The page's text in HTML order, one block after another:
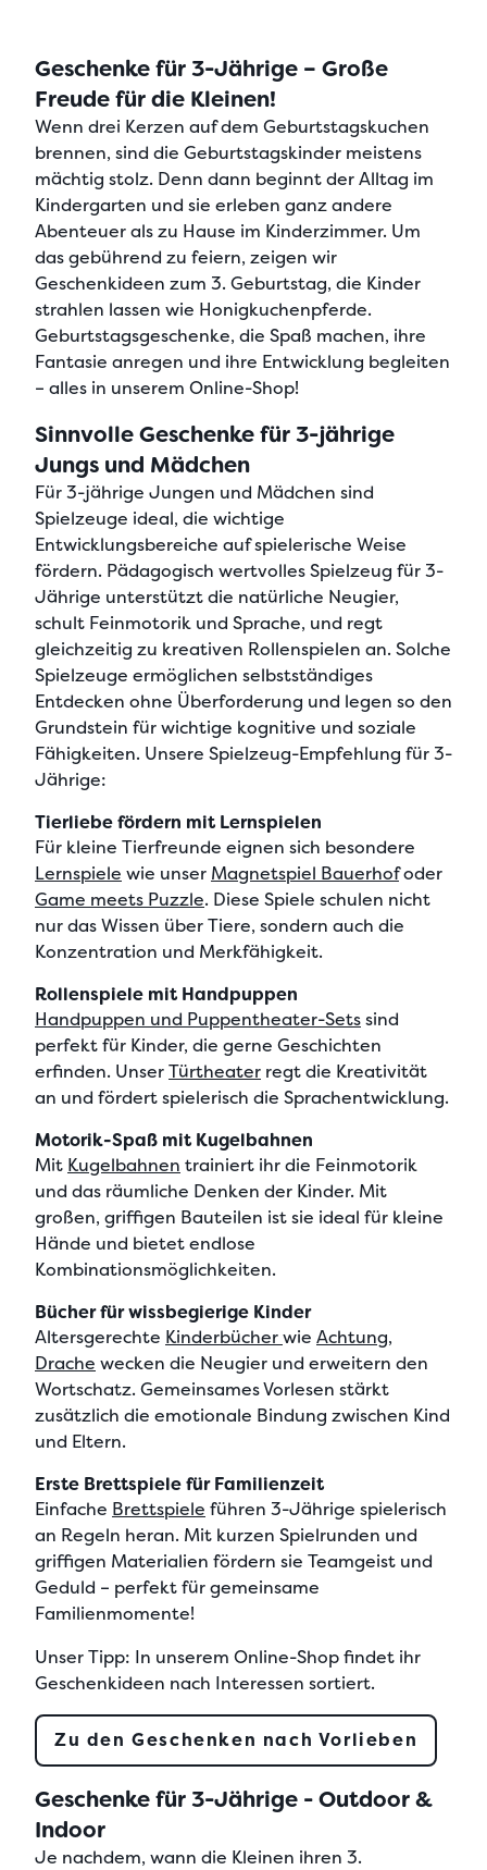
Geschenke für 3-Jährige – Große
Freude für die Kleinen!
Wenn drei Kerzen auf dem Geburtstagskuchen
brennen, sind die Geburtstagskinder meistens
mächtig stolz. Denn dann beginnt der Alltag im
Kindergarten und sie erleben ganz andere
Abenteuer als zu Hause im Kinderzimmer. Um
das gebührend zu feiern, zeigen wir
Geschenkideen zum 3. Geburtstag, die Kinder
strahlen lassen wie Honigkuchenpferde.
Geburtstagsgeschenke, die Spaß machen, ihre
Fantasie anregen und ihre Entwicklung begleiten
– alles in unserem Online-Shop!
Sinnvolle Geschenke für 3-jährige
Jungs und Mädchen
Für3-jährige Jungen und Mädchen sind
Spielzeuge ideal, die wichtige
Entwicklungsbereiche auf spielerische Weise
fördern. Pädagogisch wertvolles Spielzeug für 3-
Jährige unterstützt die natürliche Neugier,
schult Feinmotorik und Sprache, und regt
gleichzeitig zu kreativen Rollenspielen an. Solche
Spielzeuge ermöglichen selbstständiges
Entdecken ohne Überforderung und legen so den
Grundstein für wichtige kognitive und soziale
Fähigkeiten. Unsere Spielzeug-Empfehlung für 3-
Jährige:
Tierliebe fördern mit Lernspielen
Für kleine Tierfreunde eignen sich besondere
Lernspiele wie unser Magnetspiel Bauerhofoder
Game meets Puzzle. Diese Spiele schulen nicht
nur das Wissen über Tiere, sondern auch die
Konzentration und Merkfähigkeit.
Rollenspiele mit Handpuppen
Handpuppen und Puppentheater-Setssind
perfekt für Kinder, die gerne Geschichten
erfinden. UnserTürtheater regt die Kreativität
an und fördert spielerisch die Sprachentwicklung.
Motorik-Spaß mit Kugelbahnen
Mit Kugelbahnen trainiert ihr die Feinmotorik
und das räumliche Denken der Kinder. Mit
großen, griffigen Bauteilen ist sie ideal für kleine
Hände und bietet endlose
Kombinationsmöglichkeiten.
Bücher für wissbegierige Kinder
Altersgerechte Kinderbücherwie Achtung,
Drache wecken die Neugier und erweitern den
Wortschatz. Gemeinsames Vorlesen stärkt
zusätzlich die emotionale Bindung zwischen Kind
und Eltern.
Erste Brettspiele für Familienzeit
Einfache Brettspiele führen 3-Jährige spielerisch
an Regeln heran. Mit kurzen Spielrunden und
griffigen Materialien fördern sie Teamgeist und
Geduld – perfekt für gemeinsame
Familienmomente!
Unser Tipp: In unserem Online-Shop findet ihr
Geschenkideen nach Interessen sortiert.
Zu den Geschenken nach Vorlieben
Geschenke für 3-Jährige - Outdoor &
Indoor
Je nachdem, wann die Kleinen ihren 3.